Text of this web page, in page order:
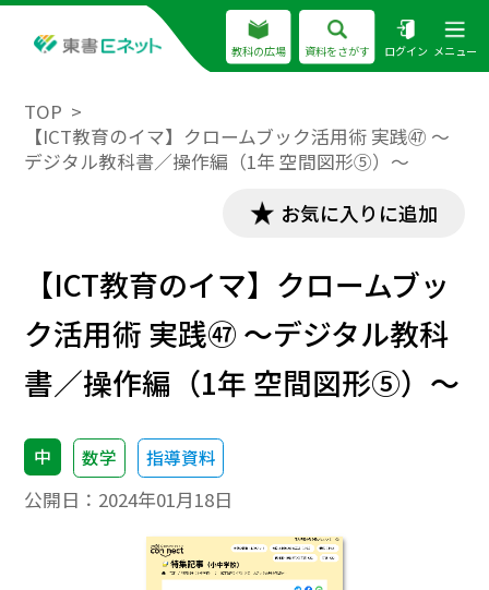
教科の広場 資料をさがす ログイン メニュー
TOP
【ICT教育のイマ】クロームブック活用術 実践㊼ ～
デジタル教科書／操作編（1年 空間図形⑤）～
お気に入りに追加
【ICT教育のイマ】クロームブッ
ク活用術 実践㊼ ～デジタル教科
書／操作編（1年 空間図形⑤）～
中 数学 指導資料
公開日： 2024年01月18日